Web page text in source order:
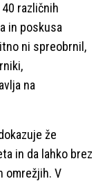
različnih
in poskusa
ni spreobrnil,
na
že
in da lahko brez
omrežjih. V